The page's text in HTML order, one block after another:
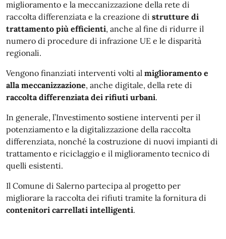
miglioramento e la meccanizzazione della rete di
raccolta differenziata e la creazione di strutture di
trattamento più efficienti, anche al fine di ridurre il
numero di procedure di infrazione UE e le disparità
regionali.
Vengono finanziati interventi volti al miglioramento e
alla meccanizzazione, anche digitale, della rete di
raccolta differenziata dei rifiuti urbani.
In generale, l’Investimento sostiene interventi per il
potenziamento e la digitalizzazione della raccolta
differenziata, nonché la costruzione di nuovi impianti di
trattamento e riciclaggio e il miglioramento tecnico di
quelli esistenti.
Il Comune di Salerno partecipa al progetto per
migliorare la raccolta dei rifiuti tramite la fornitura di
contenitori carrellati intelligenti.